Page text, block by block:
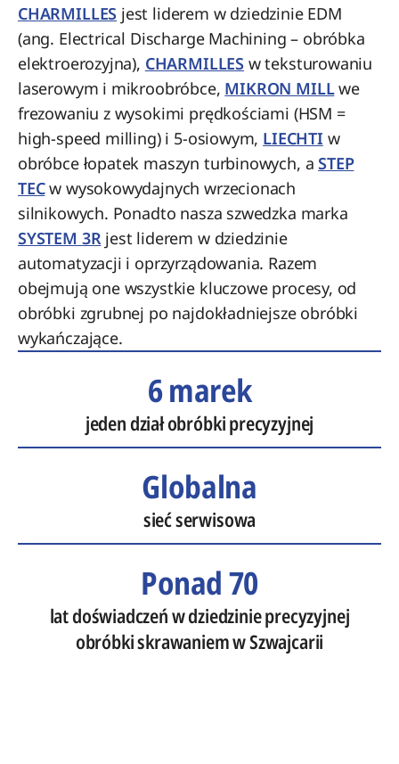
CHARMILLES jest liderem w dziedzinie EDM
(ang. Electrical Discharge Machining – obróbka
elektroerozyjna), CHARMILLES w teksturowaniu
laserowym i mikroobróbce, MIKRON MILLwe
frezowaniu z wysokimi prędkościami (HSM =
high-speed milling) i 5-osiowym, LIECHTI w
obróbce łopatek maszyn turbinowych, aSTEP
TECw wysokowydajnych wrzecionach
silnikowych. Ponadto nasza szwedzka marka
SYSTEM 3Rjest liderem w dziedzinie
automatyzacji i oprzyrządowania. Razem
obejmują one wszystkie kluczowe procesy, od
obróbki zgrubnej po najdokładniejsze obróbki
wykańczające.
6 marek
jeden dział obróbki precyzyjnej
Globalna
sieć serwisowa
Ponad 70
lat doświadczeń w dziedzinie precyzyjnej
obróbki skrawaniem w Szwajcarii